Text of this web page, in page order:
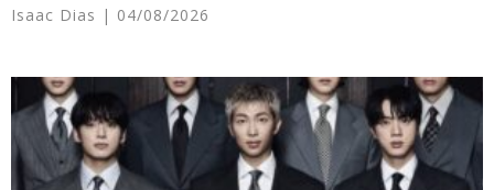
Isaac Dias 04/08/2026